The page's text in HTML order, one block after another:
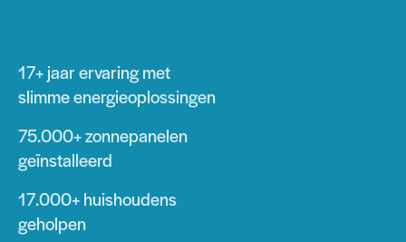
17+ jaarervaring met
slimme energieoplossingen
75.000+zonnepanelen
geïnstalleerd
17.000+huishoudens
geholpen